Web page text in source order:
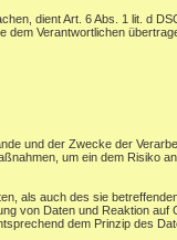
dient Art. 6 Abs. 1 lit. d
Verantwortlichen
und der Zwecke der
um ein dem Risiko
als auch des sie
von Daten und Reaktion auf
dem Prinzip des